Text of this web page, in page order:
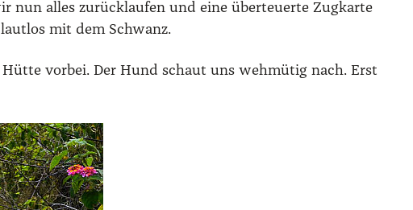
nun alles zurück­lau­fen und eine über­teu­er­te Zug­kar­te
mit dem Schwanz.
vor­bei. Der Hund schaut uns weh­mü­tig nach. Erst